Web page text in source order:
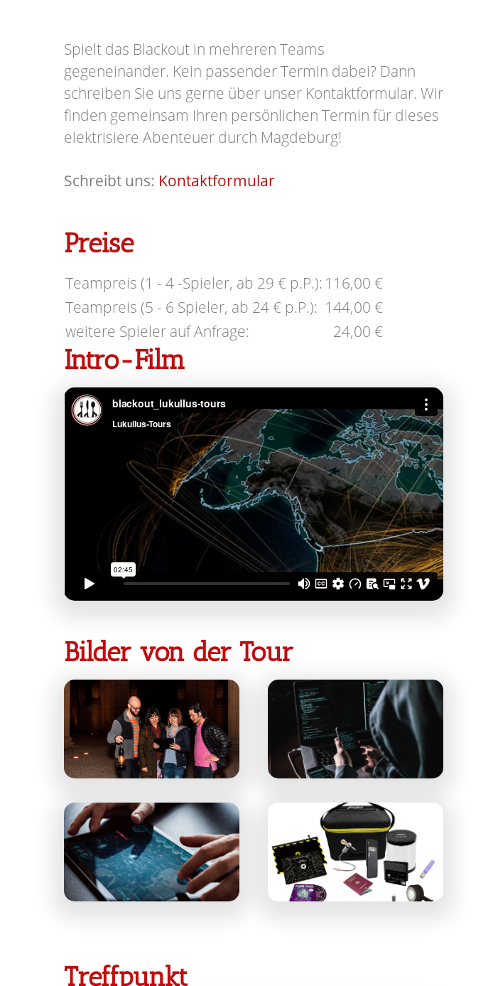
Spielt das Blackout in mehreren Teams
gegeneinander. Kein passender Termin dabei? Dann
schreiben Sie uns gerne über unser Kontaktformular. Wir
finden gemeinsam Ihren persönlichen Termin für dieses
elektrisiere Abenteuer durch Magdeburg!
Schreibt uns: Kontaktformular
Preise
Teampreis (1 - 4 -Spieler, ab 29 € p.P.): 116,00 €
Teampreis (5 - 6 Spieler, ab 24 € p.P.): 144,00 €
weitere Spieler auf Anfrage:
24,00 €
Intro-Film
Bilder von der Tour
Treffpunkt